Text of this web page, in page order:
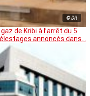
© DR
de Kribi à l’arrêt du 5
annoncés dans…